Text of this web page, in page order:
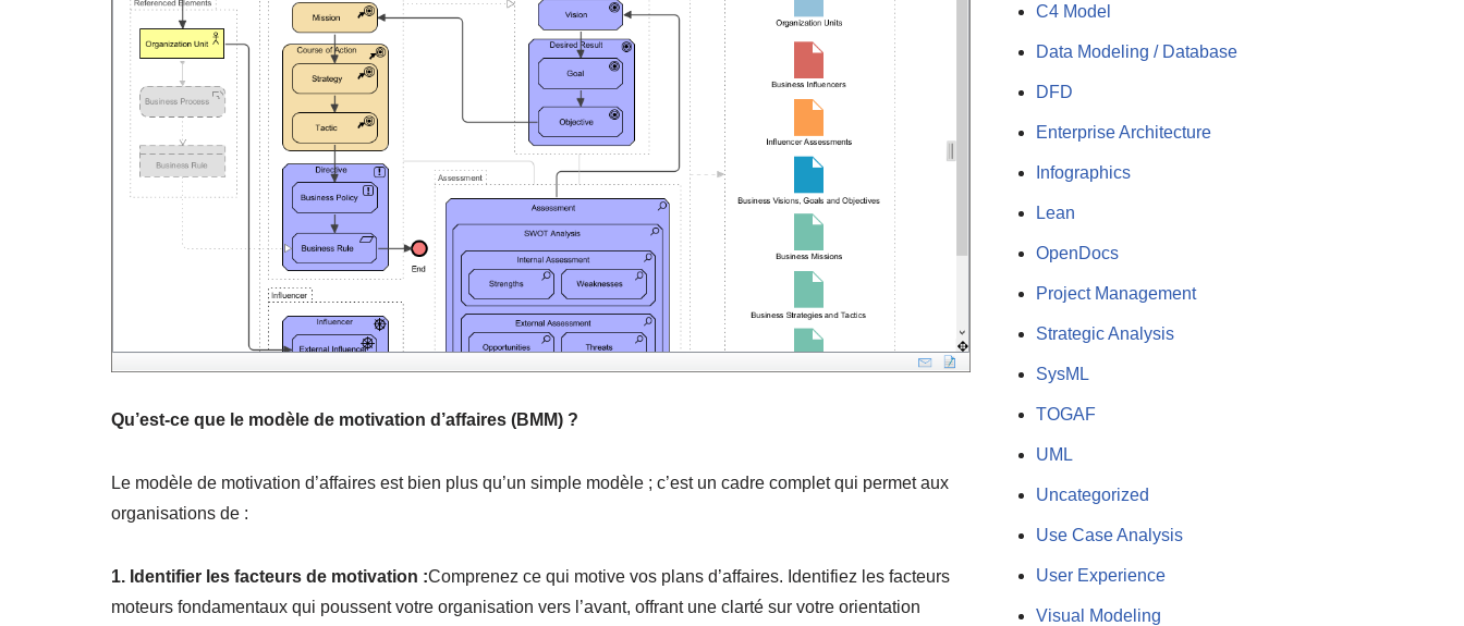
Qu’est-ce que le modèle de motivation d’affaires (BMM) ?
Le modèle de motivation d’affaires est bien plus qu’un simple modèle ; c’est un cadre complet qui permet aux
organisations de :
1. Identifier les facteurs de motivation :Comprenez ce qui motive vos plans d’affaires. Identifiez les facteurs
moteurs fondamentaux qui poussent votre organisation vers l’avant, offrant une clarté sur votre orientation
C4 Model
Data Modeling / Database
DFD
Enterprise Architecture
Infographics
Lean
OpenDocs
Project Management
Strategic Analysis
SysML
TOGAF
UML
Uncategorized
Use Case Analysis
User Experience
Visual Modeling